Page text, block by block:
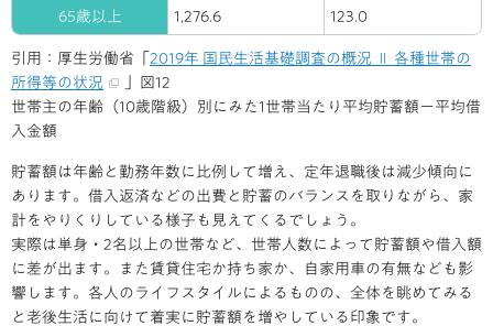
65歳以上 1,276.6 123.0
引用：厚生労働省「 2019年 国民生活基礎調査の概況 Ⅱ 各種世帯の
所得等の状況
」図12
世帯主の年齢（10歳階級）別にみた1世帯当たり平均貯蓄額ー平均借
入金額
貯蓄額は年齢と勤務年数に比例して増え、定年退職後は減少傾向に
あります。借入返済などの出費と貯蓄のバランスを取りながら、家
計をやりくりしている様子も見えてくるでしょう。
実際は単身・2名以上の世帯など、世帯人数によって貯蓄額や借入額
に差が出ます。また賃貸住宅か持ち家か、自家用車の有無なども影
響します。各人のライフスタイルによるものの、全体を眺めてみる
と老後生活に向けて着実に貯蓄額を増やしている印象です。